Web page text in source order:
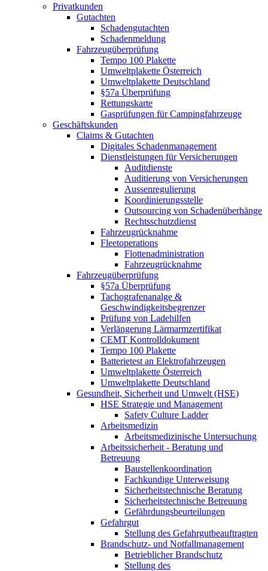
Privatkunden
Gutachten
Schadengutachten
Schadenmeldung
Fahrzeugüberprüfung
Tempo 100 Plakette
Umweltplakette Österreich
Umweltplakette Deutschland
§57a Überprüfung
Rettungskarte
Gasprüfungen für Campingfahrzeuge
Geschäftskunden
Claims & Gutachten
Digitales Schadenmanagement
Dienstleistungen für Versicherungen
Auditdienste
Auditierung von Versicherungen
Aussenregulierung
Koordinierungsstelle
Outsourcing von Schadenüberhänge
Rechtsschutzdienst
Fahrzeugrücknahme
Fleetoperations
Flottenadministration
Fahrzeugrücknahme
Fahrzeugüberprüfung
§57a Überprüfung
Tachografenanalge &
Geschwindigkeitsbegrenzer
Prüfung von Ladehilfen
Verlängerung Lärmarmzertifikat
CEMT Kontrolldokument
Tempo 100 Plakette
Batterietest an Elektrofahrzeugen
Umweltplakette Österreich
Umweltplakette Deutschland
Gesundheit, Sicherheit und Umwelt (HSE)
HSE Strategie und Management
Safety Culture Ladder
Arbeitsmedizin
Arbeitsmedizinische Untersuchung
Arbeitssicherheit - Beratung und
Betreuung
Baustellenkoordination
Fachkundige Unterweisung
Sicherheitstechnische Beratung
Sicherheitstechnische Betreuung
Gefährdungsbeurteilungen
Gefahrgut
Stellung des Gefahrgutbeauftragten
Brandschutz- und Notfallmanagement
Betrieblicher Brandschutz
Stellung des